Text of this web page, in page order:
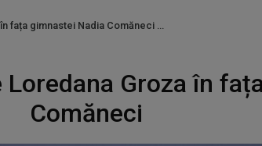
fața gimnastei Nadia Comăneci
Groza în
Comăneci